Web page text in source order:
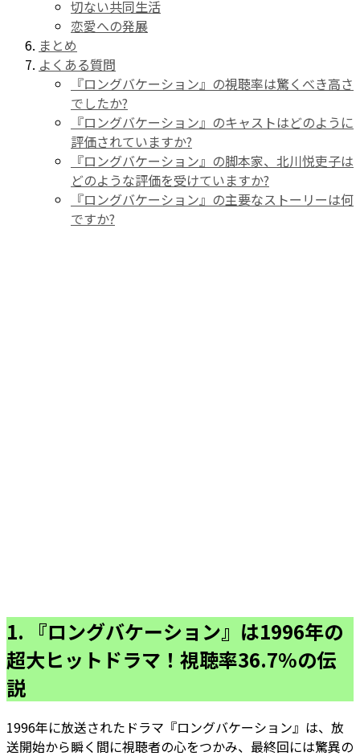
切ない共同生活
恋愛への発展
まとめ
よくある質問
『ロングバケーション』の視聴率は驚くべき高さ
でしたか?
『ロングバケーション』のキャストはどのように
評価されていますか?
『ロングバケーション』の脚本家、北川悦吏子は
どのような評価を受けていますか?
『ロングバケーション』の主要なストーリーは何
ですか?
1. 『ロングバケーション』は1996年の
超大ヒットドラマ！視聴率36.7%の伝
説
1996年に放送されたドラマ『ロングバケーション』は、放
送開始から瞬く間に視聴者の心をつかみ、最終回には驚異の